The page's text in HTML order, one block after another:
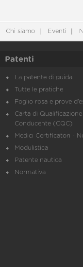
Chi siamo Eventi
Patenti
La patente di guida
Tutte le pratiche
Foglio rosa e prove
Carta di Qualificazione
Conducente (CQC)
Medici Certificatori -
Modulistica
Patente nautica
Normativa